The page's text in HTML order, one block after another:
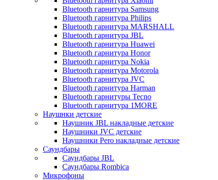
Bluetooth гарнитура Samsung
Bluetooth гарнитура Philips
Bluetooth гарнитура MARSHALL
Bluetooth гарнитура JBL
Bluetooth гарнитура Huawei
Bluetooth гарнитура Honor
Bluetooth гарнитура Nokia
Bluetooth гарнитура Motorola
Bluetooth гарнитура JVC
Bluetooth гарнитура Harman
Bluetooth гарнитуры Tecno
Bluetooth гарнитура 1MORE
Наушнки детские
Наушник JBL накладные детские
Наушники JVC детские
Наушники Pero накладные детские
Саундбары
Саундбары JBL
Саундбары Rombica
Микрофоны